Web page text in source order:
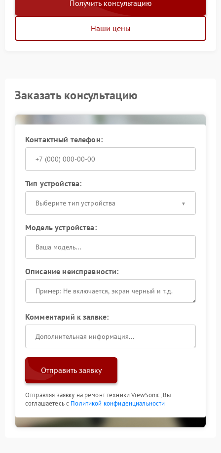
Получить консультацию
Наши цены
Заказать консультацию
Контактный телефон:
Тип устройства:
Выберите тип устройства
Модель устройства:
Описание неисправности:
Комментарий к заявке:
Отправить заявку
Отправляя заявку на ремонт техники ViewSonic, Вы
соглашаетесь с Политикой конфиденциальности